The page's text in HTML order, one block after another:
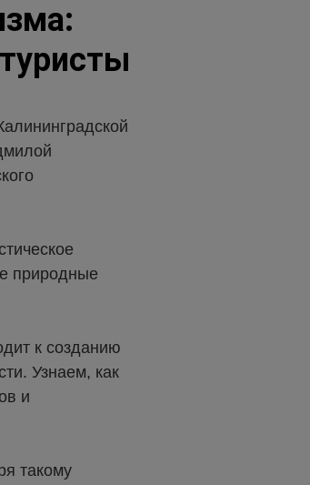
природные
к созданию
Узнаем, как
и
такому